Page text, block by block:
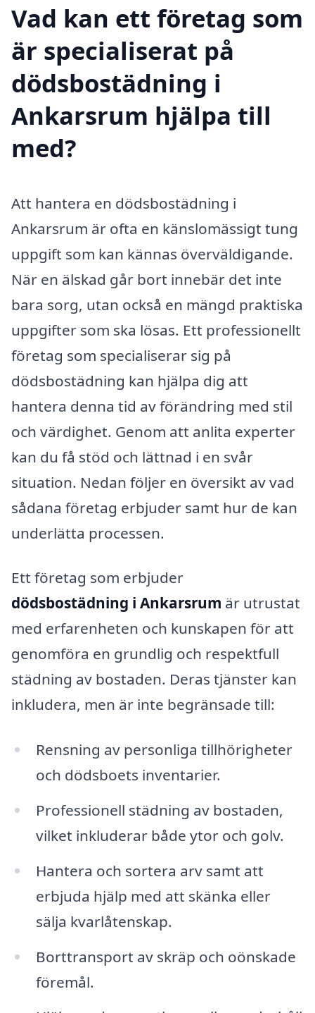
Vad kan ett företag som
är specialiserat på
dödsbostädning i
Ankarsrum hjälpa till
med?
Att hantera en dödsbostädning i
Ankarsrum är ofta en känslomässigt tung
uppgift som kan kännas överväldigande.
När en älskad går bort innebär det inte
bara sorg, utan också en mängd praktiska
uppgifter som ska lösas. Ett professionellt
företag som specialiserar sig på
dödsbostädning kan hjälpa dig att
hantera denna tid av förändring med stil
och värdighet. Genom att anlita experter
kan du få stöd och lättnad i en svår
situation. Nedan följer en översikt av vad
sådana företag erbjuder samt hur de kan
underlätta processen.
Ett företag som erbjuder
dödsbostädning i Ankarsrum är utrustat
med erfarenheten och kunskapen för att
genomföra en grundlig och respektfull
städning av bostaden. Deras tjänster kan
inkludera, men är inte begränsade till:
Rensning av personliga tillhörigheter
och dödsboets inventarier.
Professionell städning av bostaden,
vilket inkluderar både ytor och golv.
Hantera och sortera arv samt att
erbjuda hjälp med att skänka eller
sälja kvarlåtenskap.
Borttransport av skräp och oönskade
föremål.